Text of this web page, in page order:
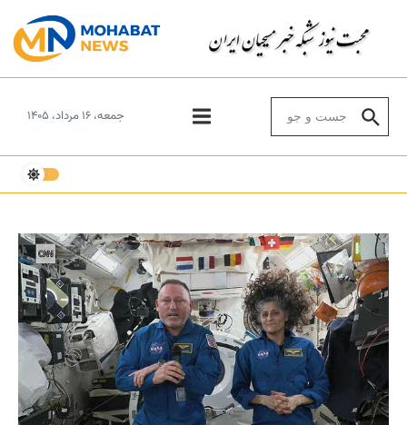
جمعه، ۱۶ مرداد، ۱۴۰۵